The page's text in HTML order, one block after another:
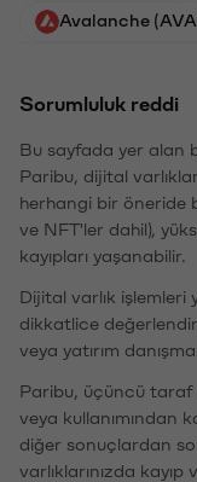
Avalanche
Sorumluluk reddi
Bu sayfada yer alan
Paribu, dijital
herhangi bir öneride
ve NFT'ler dahil),
kayıpları yaşanabilir.
Dijital varlık
dikkatlice
veya yatırım
Paribu, üçüncü taraf
veya kullanımından
diğer sonuçlardan
varlıklarınızda